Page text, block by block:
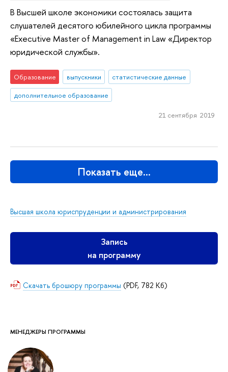
Высшая школа юриспруденции и администрирования
Запись
на программу
Скачать брошюру программы (PDF, 782 Кб)
МЕНЕДЖЕРЫ ПРОГРАММЫ
В Высшей школе экономики состоялась защита
слушателей десятого юбилейного цикла программы
«Executive Master of Management in Law «Директор
юридической службы».
Образование выпускники
статистические данные
дополнительное образование
21 сентября 2019
Показать еще…